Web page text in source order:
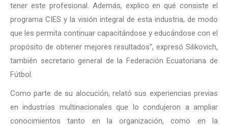
tener este profesional. Además, explico en qué consiste el
programa CIES y la visión integral de esta industria, de modo
que les permita continuar capacitándose y educándose con el
propósito de obtener mejores resultados”, expresó Silikovich,
también secretario general de la Federación Ecuatoriana de
Fútbol.
Como parte de su alocución, relató sus experiencias previas
en industrias multinacionales que lo condujeron a ampliar
conocimientos tanto en la organización, como en la